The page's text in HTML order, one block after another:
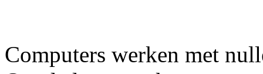
Computers werken met